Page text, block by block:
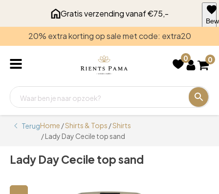
Gratis verzending vanaf €75,-
20% extra korting op sale met code: extra20
0 0
TerugHome /Shirts & Tops /Shirts
/ Lady Day Cecile top sand
Lady Day Cecile top sand
voor